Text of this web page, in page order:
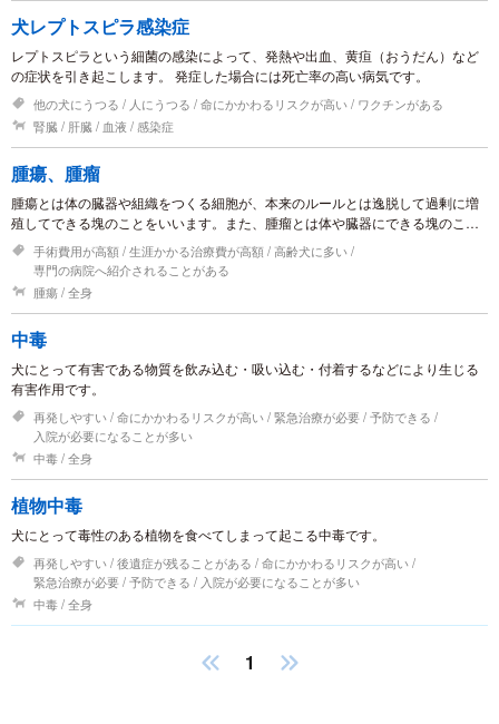
犬レプトスピラ感染症
レプトスピラという細菌の感染によって、発熱や出血、黄疸（おうだん）など
の症状を引き起こします。 発症した場合には死亡率の高い病気です。
他の犬にうつる 人にうつる 命にかかわるリスクが高い
ワクチンがある
腎臓
肝臓 血液 感染症
腫瘍、腫瘤
腫瘍とは体の臓器や組織をつくる細胞が、本来のルールとは逸脱して過剰に増
殖してできる塊のことをいいます。また、腫瘤とは体や臓器にできる塊のこと
をいいます。 つまり、腫瘍によって腫瘤ができていることもあれば、腫瘍以外
の病気で腫瘤ができることもあります。一般的には、検査や触診でわかる塊を
腫瘤と呼び、検査により腫瘍か否かを判断していきます。
手術費用が高額 生涯かかる治療費が高額 高齢犬に多い
専門の病院へ紹介されることがある
腫瘍 全身
中毒
犬にとって有害である物質を飲み込む・吸い込む・付着するなどにより生じる
有害作用です。
再発しやすい 命にかかわるリスクが高い 緊急治療が必要 予防できる
入院が必要になることが多い
中毒 全身
植物中毒
犬にとって毒性のある植物を食べてしまって起こる中毒です。
再発しやすい 後遺症が残ることがある
命にかかわるリスクが高い
緊急治療が必要 予防できる
入院が必要になることが多い
中毒 全身
1